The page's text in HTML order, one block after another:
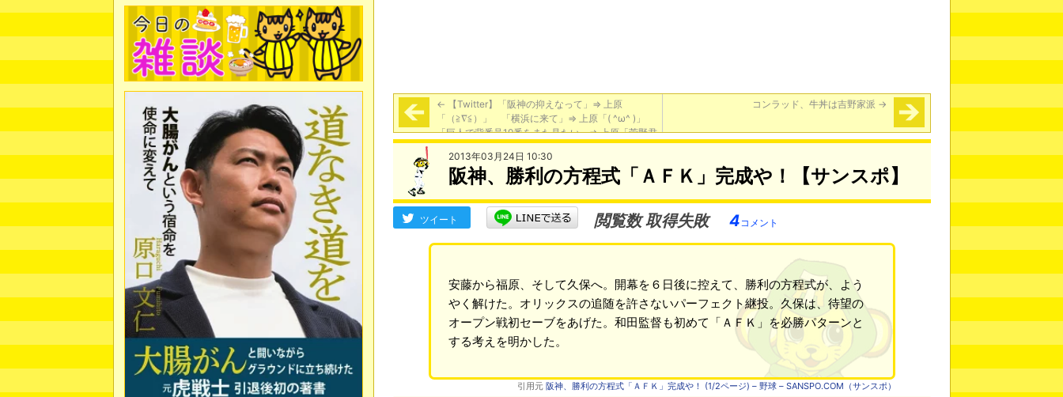
← 【Twitter】「阪神の抑えなって」⇒ 上原
「（≧∇≦）」 「横浜に来て」⇒ 上原「( ^ω^ )」
「巨人で背番号19番をまた見たい」⇒ 上原「菅野君
が付けてるからね(^_^;)」
コンラッド、牛丼は吉野家派 →
2013年03月24日 10:30
阪神、勝利の方程式「ＡＦＫ」完成や！【サンスポ】
ツイート 閲覧数 取得失敗 4コメント
安藤から福原、そして久保へ。開幕を６日後に控えて、勝利の方程式が、よう
やく解けた。オリックスの追随を許さないパーフェクト継投。久保は、待望の
オープン戦初セーブをあげた。和田監督も初めて「ＡＦＫ」を必勝パターンと
する考えを明かした。
引用元 阪神、勝利の方程式「ＡＦＫ」完成や！ (1/2ページ) – 野球 – SANSPO.COM（サンスポ）